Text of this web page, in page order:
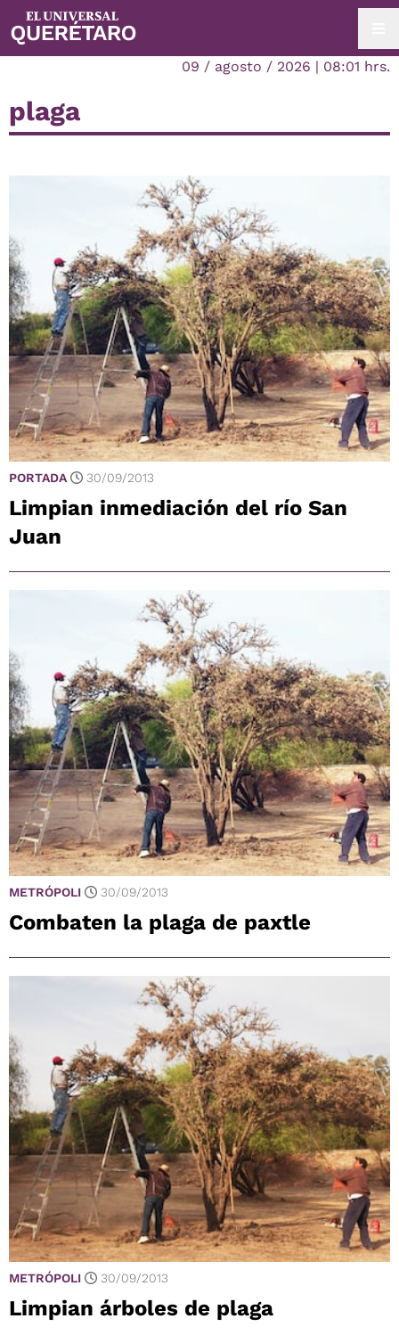
09 / agosto / 2026 | 08:01 hrs.
plaga
PORTADA 30/09/2013
Limpian inmediación del río San
Juan
METRÓPOLI 30/09/2013
Combaten la plaga de paxtle
METRÓPOLI 30/09/2013
Limpian árboles de plaga